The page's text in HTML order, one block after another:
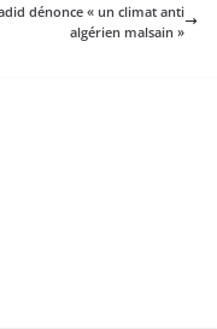
dénonce « un climat anti
algérien malsain »